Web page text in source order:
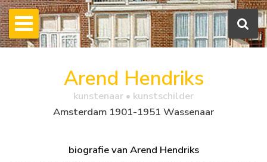
Arend Hendriks
kunstenaar • kunstschilder
Amsterdam 1901-1951 Wassenaar
biografie van Arend Hendriks